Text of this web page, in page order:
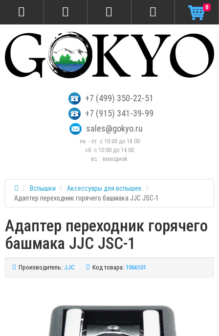
+7 (499) 350-22-51
+7 (915) 341-39-99
sales@gokyo.ru
пн. - пт. с 10:00 до 18:00
сб. c 10:00 до 14:00
вс. : выходной.
0
Вспышки
Аксессуары для вспышек
Адаптер переходник горячего башмака JJC JSC-1
Адаптер переходник горячего
башмака JJC JSC-1
Производитель: JJC Код товара: 1066101